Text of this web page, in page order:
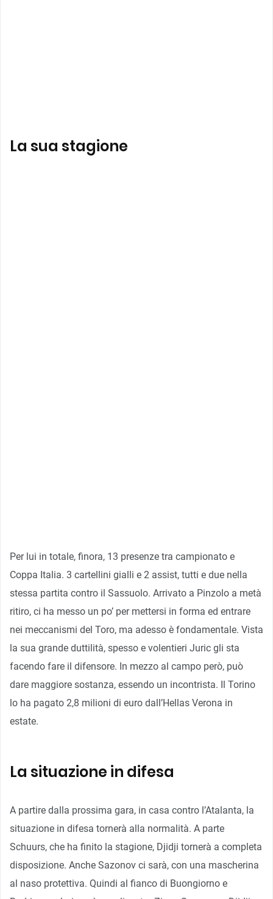
La sua stagione
Per lui in totale, finora, 13 presenze tra campionato e
Coppa Italia. 3 cartellini gialli e 2 assist, tutti e due nella
stessa partita contro il Sassuolo. Arrivato a Pinzolo a metà
ritiro, ci ha messo un po’ per mettersi in forma ed entrare
nei meccanismi del Toro, ma adesso è fondamentale. Vista
la sua grande duttilità, spesso e volentieri Juric gli sta
facendo fare il difensore. In mezzo al campo però, può
dare maggiore sostanza, essendo un incontrista. Il Torino
lo ha pagato 2,8 milioni di euro dall’Hellas Verona in
estate.
La situazione in difesa
A partire dalla prossima gara, in casa contro l’Atalanta, la
situazione in difesa tornerà alla normalità. A parte
Schuurs, che ha finito la stagione, Djidji tornerà a completa
disposizione. Anche Sazonov ci sarà, con una mascherina
al naso protettiva. Quindi al fianco di Buongiorno e